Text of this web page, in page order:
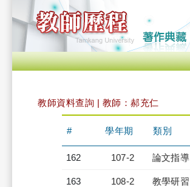
教師資料查詢 | 教師：郝充仁
# 學年期 類別
162 107-2 論文指導
163 108-2 教學研習